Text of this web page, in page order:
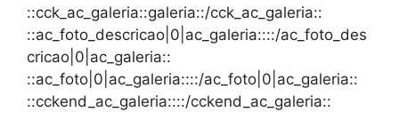
::cck_ac_galeria::galeria::/cck_ac_galeria::
::ac_foto_descricao|0|ac_galeria::::/ac_foto_des
cricao|0|ac_galeria::
::ac_foto|0|ac_galeria::::/ac_foto|0|ac_galeria::
::cckend_ac_galeria::::/cckend_ac_galeria::